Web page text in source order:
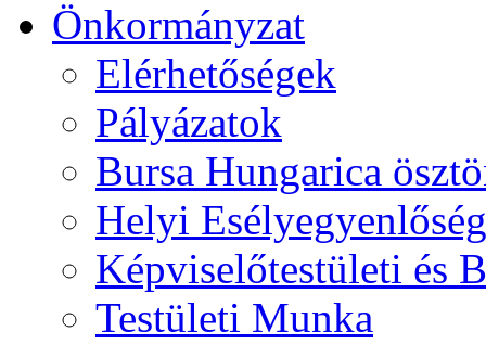
Önkormányzat
Elérhetőségek
Pályázatok
Bursa Hungarica
Helyi
Képviselőtestületi és
Testületi Munka